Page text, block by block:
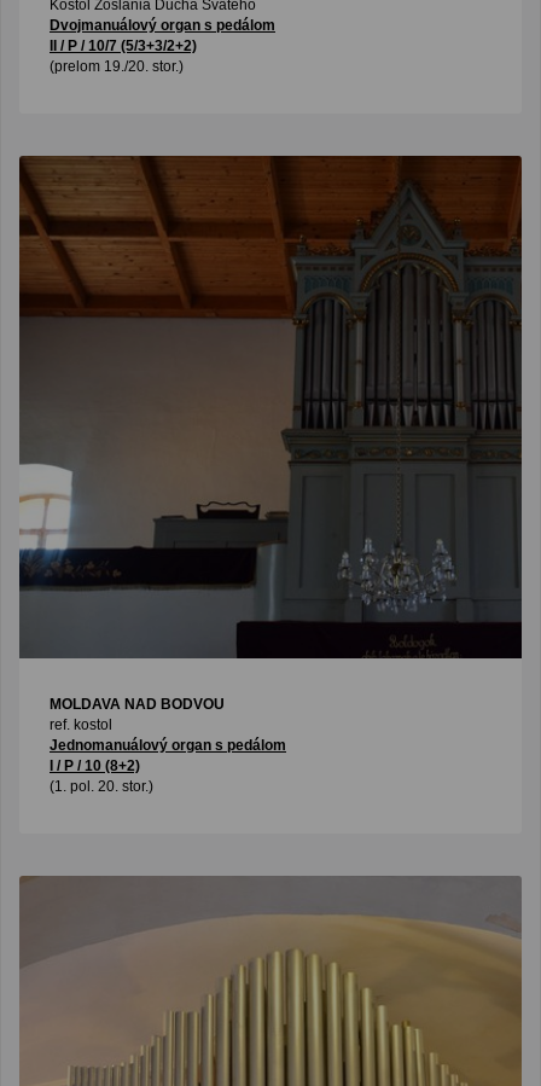
Kostol Zoslania Ducha Svätého
Dvojmanuálový organ s pedálom
II / P / 10/7 (5/3+3/2+2)
(prelom 19./20. stor.)
MOLDAVA NAD BODVOU
ref. kostol
Jednomanuálový organ s pedálom
I / P / 10 (8+2)
(1. pol. 20. stor.)